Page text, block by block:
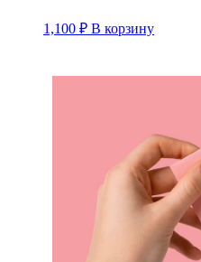
1,100 ₽ В корзину